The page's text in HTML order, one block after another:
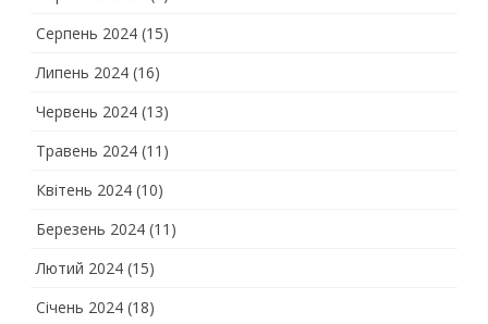
Серпень 2024 (15)
Липень 2024 (16)
Червень 2024 (13)
Травень 2024 (11)
Квітень 2024 (10)
Березень 2024 (11)
Лютий 2024 (15)
Січень 2024 (18)